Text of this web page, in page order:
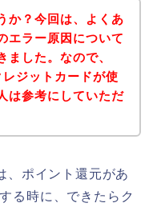
か？今回は、よくあ
エラー原因について
ました。なので、
ジットカードが使
は参考にしていただ
、ポイント還元があ
る時に、できたらク